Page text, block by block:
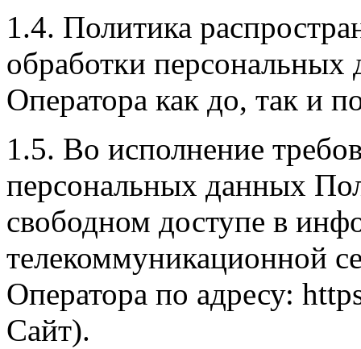
1.4. Политика
обработки
Оператора как до, так и
1.5. Во исполнение
персональных данных
свободном доступе в
телекоммуникационной
Оператора по адресу:
Сайт).